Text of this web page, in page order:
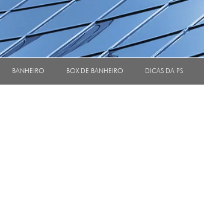
BANHEIRO BOX DE BANHEIRO DICAS DA PS